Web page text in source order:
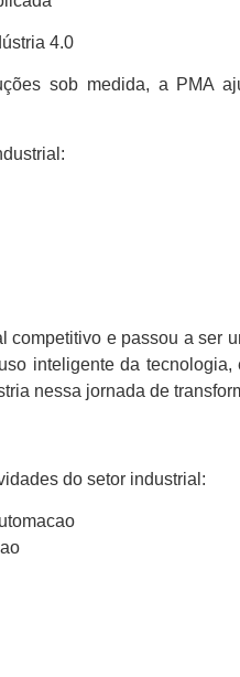
4.0
sob medida, a PMA
e passou a
inteligente da
nessa jornada de
do setor industrial: